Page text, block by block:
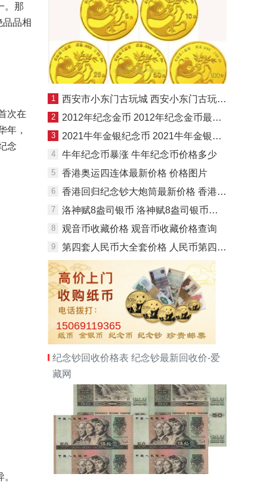
。那
品品相
次在
年，
念
1 西安市小东门古玩城 西安小东门古玩城地址
2 2012年纪念金币 2012年纪念金币最新价格
3 2021牛年金银纪念币 2021牛年金银纪念币有收藏价值吗
4 牛年纪念币暴涨 牛年纪念币价格多少
5 香港奥运四连体最新价格 价格图片
6 香港回归纪念钞大炮筒最新价格 香港回归15周年纪念钞(阅兵钞)
7 洛神赋8盎司银币 洛神赋8盎司银币价格
8 观音币收藏价格 观音币收藏价格查询
9 第四套人民币大全套价格 人民币第四套大全套价格多少
15069119365
纪念钞回收价格表 纪念钞最新回收价-爱
藏网